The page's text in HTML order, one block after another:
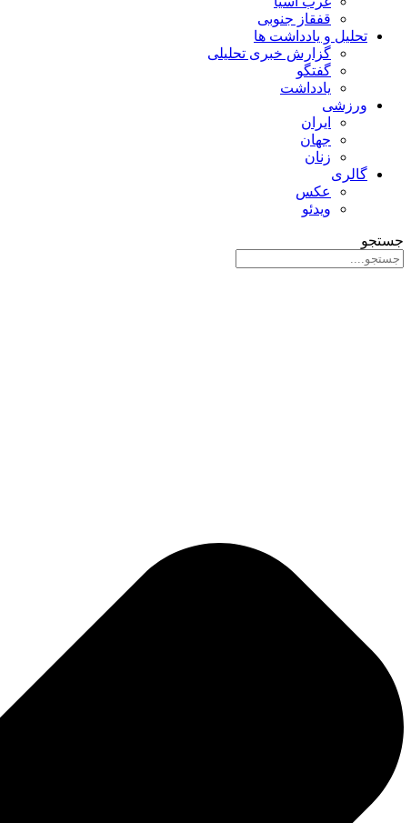
قفقاز جنوبی
تحلیل و یادداشت ها
گزارش خبری تحلیلی
گفتگو
یادداشت
ورزشی
ایران
جهان
زنان
گالری
عکس
ویدئو
جستجو